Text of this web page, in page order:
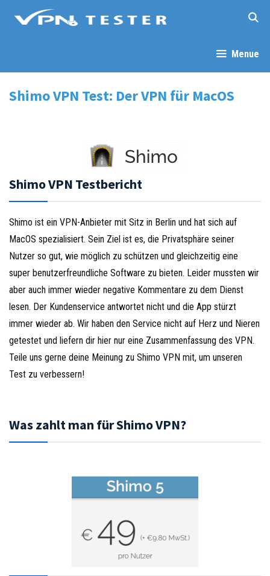
Menue
Shimo VPN Test: Der VPN für MacOS
Shimo VPN Testbericht
Shimo ist ein VPN-Anbieter mit Sitz in Berlin und hat sich auf
MacOS spezialisiert. Sein Ziel ist es, die Privatsphäre seiner
Nutzer so gut, wie möglich zu schützen und gleichzeitig eine
super benutzerfreundliche Software zu bieten. Leider mussten wir
aber auch immer wieder negative Kommentare zu dem Dienst
lesen. Der Kundenservice antwortet nicht und die App stürzt
immer wieder ab. Wir haben den Service nicht auf Herz und Nieren
getestet und liefern dir hier nur eine Zusammenfassung des VPN.
Teile uns gerne deine Meinung zu Shimo VPN mit, um unseren
Test zu verbessern!
Was zahlt man für Shimo VPN?